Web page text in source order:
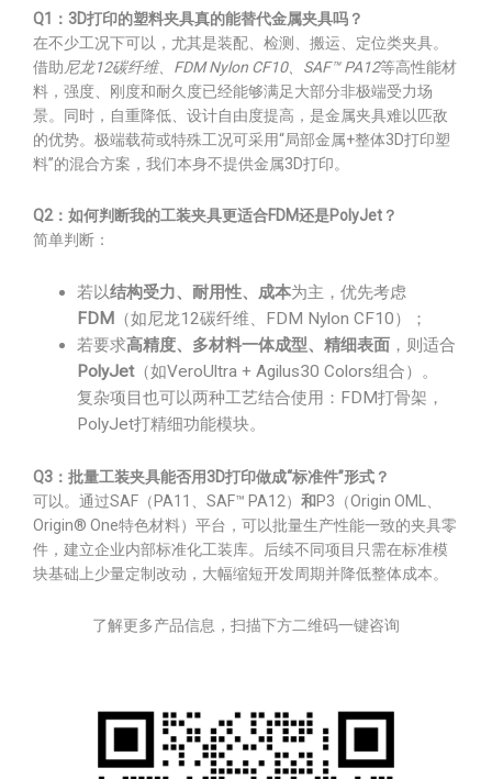
Q1：3D打印的塑料夹具真的能替代金属夹具吗？
在不少工况下可以，尤其是装配、检测、搬运、定位类夹具。
借助尼龙12碳纤维、FDM Nylon CF10、SAF™ PA12等高性能材
料，强度、刚度和耐久度已经能够满足大部分非极端受力场
景。同时，自重降低、设计自由度提高，是金属夹具难以匹敌
的优势。极端载荷或特殊工况可采用“局部金属+整体3D打印塑
料”的混合方案，我们本身不提供金属3D打印。
Q2：如何判断我的工装夹具更适合FDM还是PolyJet？
简单判断：
若以结构受力、耐用性、成本为主，优先考虑
FDM
（如尼龙12碳纤维、FDM Nylon CF10）；
若要求高精度、多材料一体成型、精细表面 ，则适合
PolyJet（如VeroUltra + Agilus30 Colors组合）。
复杂项目也可以两种工艺结合使用：FDM打骨架，
PolyJet打精细功能模块。
Q3：批量工装夹具能否用3D打印做成“标准件”形式？
可以。通过SAF（PA11、SAF™ PA12） 和P3（Origin OML、
Origin® One特色材料）平台，可以批量生产性能一致的夹具零
件，建立企业内部标准化工装库。后续不同项目只需在标准模
块基础上少量定制改动，大幅缩短开发周期并降低整体成本。
了解更多产品信息，扫描下方二维码一键咨询